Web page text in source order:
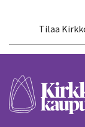
Tilaa